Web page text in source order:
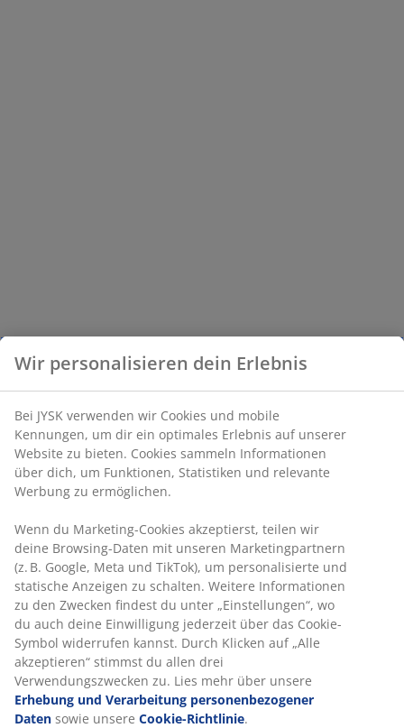
Wir personalisieren dein Erlebnis
Bei JYSK verwenden wir Cookies und mobile
Kennungen, um dir ein optimales Erlebnis auf unserer
Website zu bieten. Cookies sammeln Informationen
über dich, um Funktionen, Statistiken und relevante
Werbung zu ermöglichen.
Wenn du Marketing-Cookies akzeptierst, teilen wir
deine Browsing-Daten mit unseren Marketingpartnern
(z. B. Google, Meta und TikTok), um personalisierte und
statische Anzeigen zu schalten. Weitere Informationen
zu den Zwecken findest du unter „Einstellungen“, wo
du auch deine Einwilligung jederzeit über das Cookie-
Symbol widerrufen kannst. Durch Klicken auf „Alle
akzeptieren“ stimmst du allen drei
Verwendungszwecken zu. Lies mehr über unsere
Erhebung und Verarbeitung personenbezogener
Daten sowie unsere Cookie-Richtlinie.